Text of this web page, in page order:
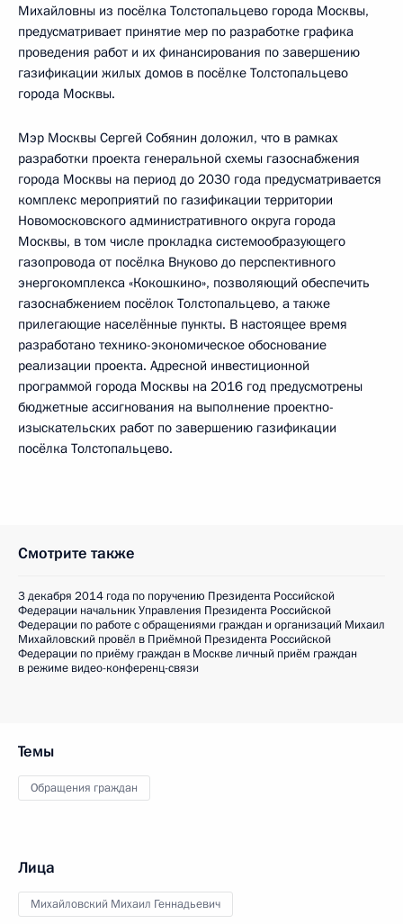
Михайловны из посёлка Толстопальцево города Москвы,
предусматривает принятие мер по разработке графика
проведения работ и их финансирования по завершению
газификации жилых домов в посёлке Толстопальцево
города Москвы.
Мэр Москвы Сергей Собянин доложил, что в рамках
разработки проекта генеральной схемы газоснабжения
города Москвы на период до 2030 года предусматривается
комплекс мероприятий по газификации территории
Новомосковского административного округа города
Москвы, в том числе прокладка системообразующего
газопровода от посёлка Внуково до перспективного
энергокомплекса «Кокошкино», позволяющий обеспечить
газоснабжением посёлок Толстопальцево, а также
прилегающие населённые пункты. В настоящее время
разработано технико-экономическое обоснование
реализации проекта. Адресной инвестиционной
программой города Москвы на 2016 год предусмотрены
бюджетные ассигнования на выполнение проектно-
изыскательских работ по завершению газификации
посёлка Толстопальцево.
Смотрите также
3 декабря 2014 года по поручению Президента Российской
Федерации начальник Управления Президента Российской
Федерации по работе с обращениями граждан и организаций Михаил
Михайловский провёл в Приёмной Президента Российской
Федерации по приёму граждан в Москве личный приём граждан
в режиме видео-конференц-связи
Темы
Обращения граждан
Лица
Михайловский Михаил Геннадьевич